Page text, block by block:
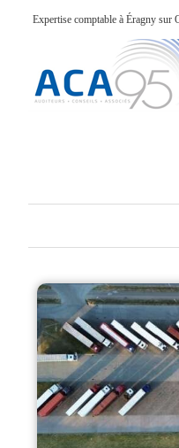
Expertise comptable à Éragny sur